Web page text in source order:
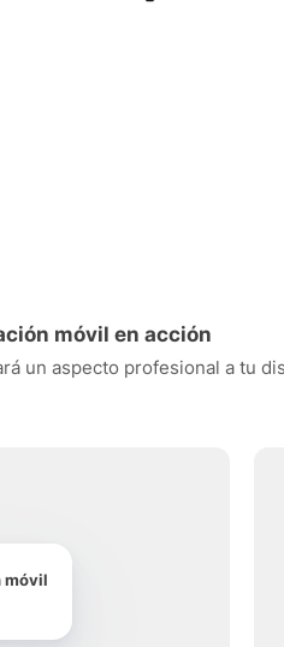
móvil en acción
un aspecto profesional a tu
móvil